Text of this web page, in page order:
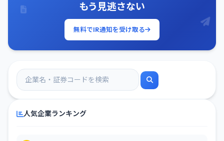
もう見逃さない
無料でIR通知を受け取る
人気企業ランキング